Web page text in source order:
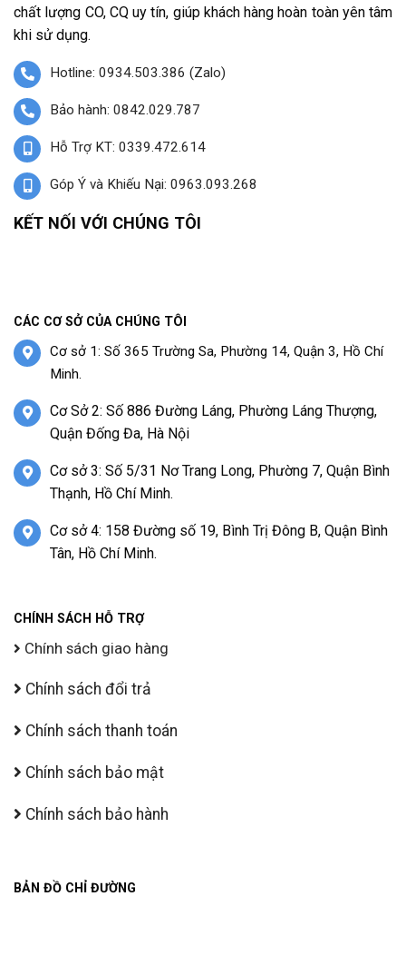
chất lượng CO, CQ uy tín, giúp khách hàng hoàn toàn yên tâm
khi sử dụng.
Hotline: 0934.503.386 (Zalo)
Bảo hành: 0842.029.787
Hỗ Trợ KT: 0339.472.614
Góp Ý và Khiếu Nại: 0963.093.268
KẾT NỐI VỚI CHÚNG TÔI
CÁC CƠ SỞ CỦA CHÚNG TÔI
Cơ sở 1: Số 365 Trường Sa, Phường 14, Quận 3, Hồ Chí
Minh.
Cơ Sở 2: Số 886 Đường Láng, Phường Láng Thượng,
Quận Đống Đa, Hà Nội
Cơ sở 3: Số 5/31 Nơ Trang Long, Phường 7, Quận Bình
Thạnh, Hồ Chí Minh.
Cơ sở 4: 158 Đường số 19, Bình Trị Đông B, Quận Bình
Tân, Hồ Chí Minh.
CHÍNH SÁCH HỖ TRỢ
Chính sách giao hàng
Chính sách đổi trả
Chính sách thanh toán
Chính sách bảo mật
Chính sách bảo hành
BẢN ĐỒ CHỈ ĐƯỜNG